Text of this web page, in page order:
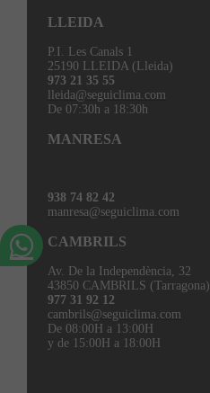
LLEIDA
P.I. Les Canals 1
25190 LLEIDA (Lleida)
973 21 35 55
lleida@seguiclima.com
De 07:30h a 18:30h
MANRESA
938 74 82 42
manresa@seguiclima.com
CAMBRILS
Av. De la Independència, 32
43850 CAMBRILS (Tarragona)
977 31 92 12
cambrils@seguiclima.com
De 08:00H a 13:00H
y de 15:00H a 18:00H